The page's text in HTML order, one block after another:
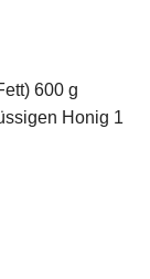
600 g
Honig 1